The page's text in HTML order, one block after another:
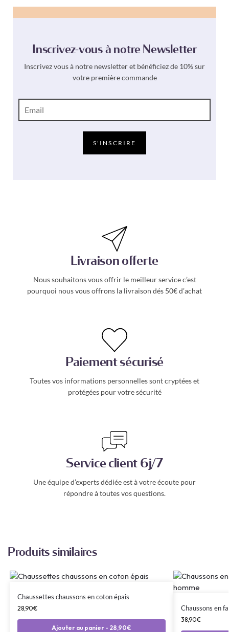
Inscrivez-vous à notre Newsletter
Inscrivez vous à notre newsletter et bénéficiez de 10% sur
votre première commande
E
m
S'INSCRIRE
Livraison offerte
Nous souhaitons vous offrir le meilleur service c’est
pourquoi nous vous offrons la livraison dés 50€ d’achat
Paiement sécurisé
Toutes vos informations personnelles sont cryptées et
protégées pour votre sécurité
Service client 6j/7
Une équipe d’experts dédiée est à votre écoute pour
répondre à toutes vos questions.
Produits similaires
Chaussettes chaussons en coton épais
28,90€
Ajouter au panier - 28,90€
Chaussons en
38,90€